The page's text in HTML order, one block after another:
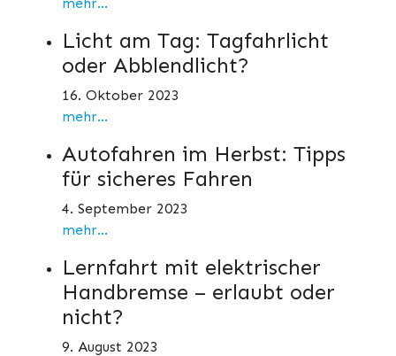
Licht am Tag: Tagfahrlicht
oder Abblendlicht?
16. Oktober 2023
mehr...
Autofahren im Herbst: Tipps
für sicheres Fahren
4. September 2023
mehr...
Lernfahrt mit elektrischer
Handbremse – erlaubt oder
nicht?
9. August 2023